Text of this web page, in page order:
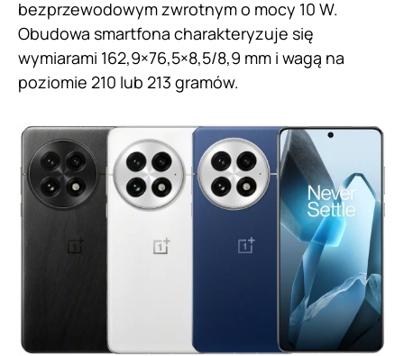
bezprzewodowym zwrotnym o mocy 10 W.
Obudowa smartfona charakteryzuje się
wymiarami 162,9×76,5×8,5/8,9 mm i wagą na
poziomie 210 lub 213 gramów.